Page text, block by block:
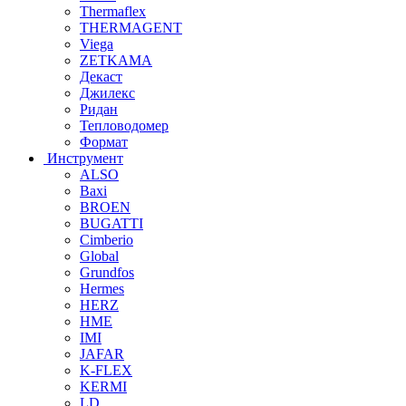
Thermaflex
THERMAGENT
Viega
ZETKAMA
Декаст
Джилекс
Ридан
Тепловодомер
Формат
Инструмент
ALSO
Baxi
BROEN
BUGATTI
Cimberio
Global
Grundfos
Hermes
HERZ
HME
IMI
JAFAR
K-FLEX
KERMI
LD